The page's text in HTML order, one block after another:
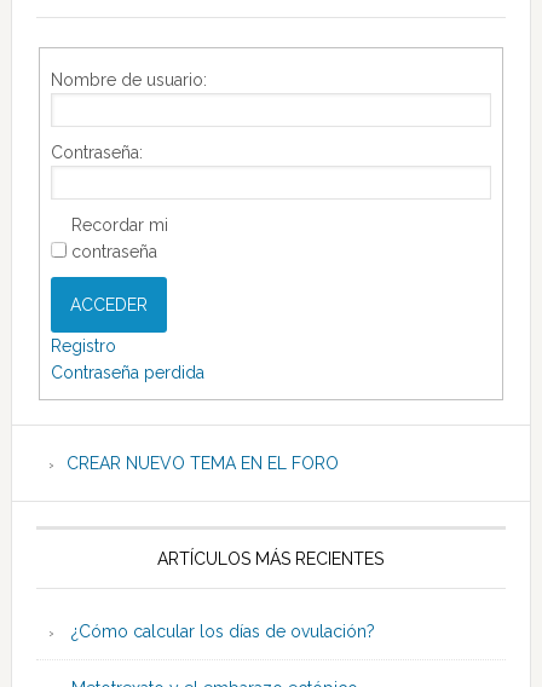
Nombre de usuario:
Contraseña:
Recordar mi
contraseña
ACCEDER
Registro
Contraseña perdida
CREAR NUEVO TEMA EN EL FORO
ARTÍCULOS MÁS RECIENTES
¿Cómo calcular los días de ovulación?